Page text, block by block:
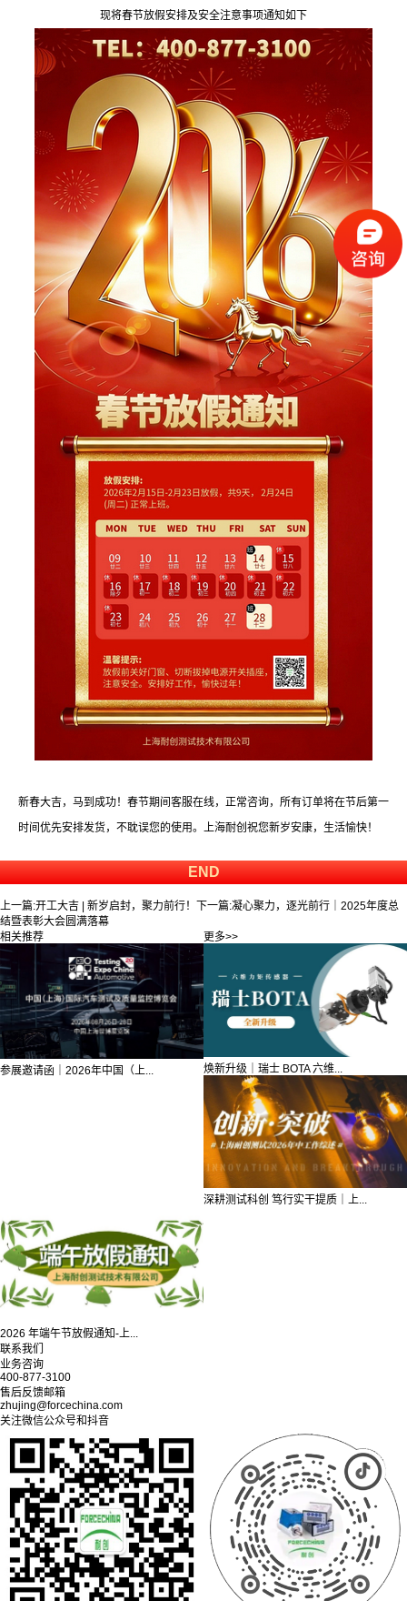
现将春节放假安排及安全注意事项通知如下
新春大吉，马到成功！春节期间客服在线，正常咨询，所有订单将在节后第一
时间优先安排发货，不耽误您的使用。上海耐创祝您新岁安康，生活愉快！
END
上一篇:开工大吉 | 新岁启封，聚力前行！ 下一篇:凝心聚力，逐光前行｜2025年度总
结暨表彰大会圆满落幕
相关推荐
更多>>
参展邀请函｜2026年中国（上... 焕新升级｜瑞士 BOTA 六维...
深耕测试科创 笃行实干提质｜上...
2026 年端午节放假通知-上...
联系我们
业务咨询
400-877-3100
售后反馈邮箱
zhujing@forcechina.com
关注微信公众号和抖音